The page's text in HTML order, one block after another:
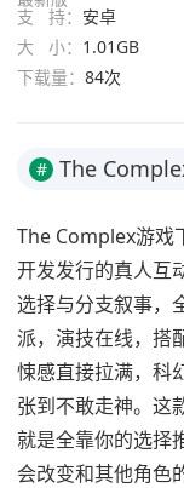
支 持： 安卓
大 小： 1.01GB
下载量： 84次
# The
The Complex游戏
开发发行的真人互
选择与分支叙事，
派，演技在线，搭
悚感直接拉满，科
张到不敢走神。这
就是全靠你的选择
会改变和其他角色